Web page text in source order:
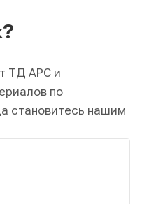
ТД АРС и
по
становитесь нашим